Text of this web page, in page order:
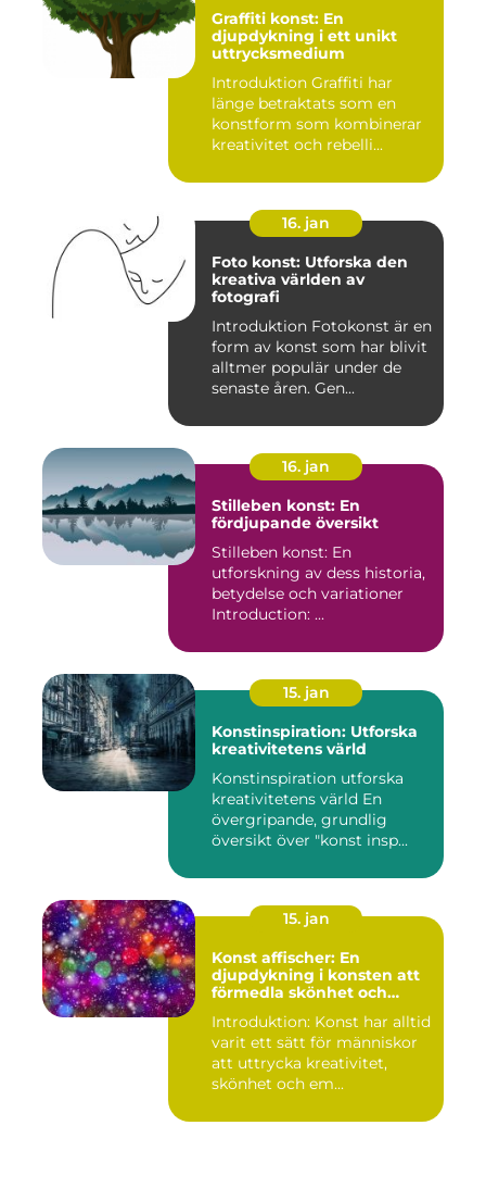
Graffiti konst: En
djupdykning i ett unikt
uttrycksmedium
Introduktion Graffiti har
länge betraktats som en
konstform som kombinerar
kreativitet och rebelli...
16. jan
Foto konst: Utforska den
kreativa världen av
fotografi
Introduktion Fotokonst är en
form av konst som har blivit
alltmer populär under de
senaste åren. Gen...
16. jan
Stilleben konst: En
fördjupande översikt
Stilleben konst: En
utforskning av dess historia,
betydelse och variationer
Introduction: ...
15. jan
Konstinspiration: Utforska
kreativitetens värld
Konstinspiration utforska
kreativitetens värld En
övergripande, grundlig
översikt över "konst insp...
15. jan
Konst affischer: En
djupdykning i konsten att
förmedla skönhet och
Introduktion: Konst har alltid
varit ett sätt för människor
att uttrycka kreativitet,
skönhet och em...